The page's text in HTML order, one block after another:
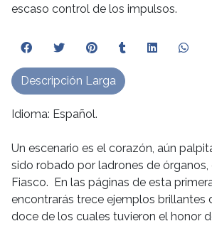
escaso control de los impulsos.
Idioma: Español.
Un escenario es el corazón, aún
sido robado por ladrones de
Fiasco. En las páginas de esta
encontrarás trece ejemplos brillantes
doce de los cuales tuvieron el honor
Descripción Larga